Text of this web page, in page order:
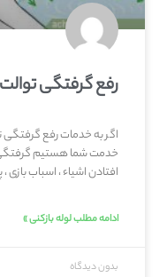
رفع گرفتگی
اگر به خدمات رفع گرفتگی
خدمت شما هستیم
افتادن اشیاء ، اسباب
ادامه مطلب لوله بازکنی »
بدون دیدگاه